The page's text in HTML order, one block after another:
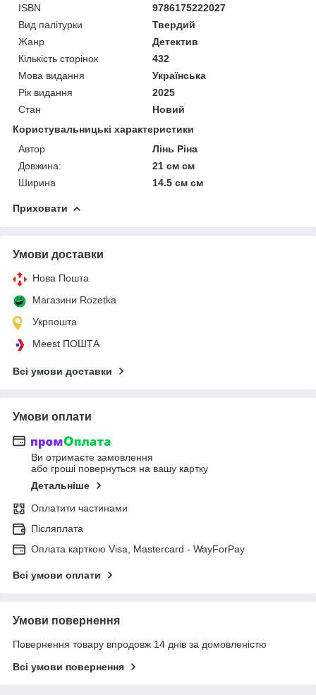
ISBN
9786175222027
Вид палітурки
Твердий
Жанр
Детектив
Кількість сторінок
432
Мова видання
Українська
Рік видання
2025
Стан
Новий
Користувальницькі характеристики
Автор
Лінь Ріна
Довжина:
21 см см
Ширина
14.5 см см
Приховати
Умови доставки
Нова Пошта
Магазини Rozetka
Укрпошта
Meest ПОШТА
Всі умови доставки
Умови оплати
Ви отримаєте замовлення
або гроші повернуться на вашу картку
Детальніше
Оплатити частинами
Післяплата
Оплата карткою Visa, Mastercard - WayForPay
Всі умови оплати
Умови повернення
Повернення товару впродовж 14 днів за домовленістю
Всі умови повернення